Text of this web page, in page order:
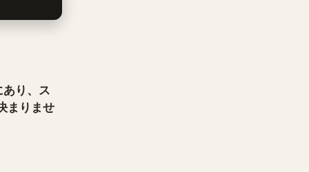
り、ス
まりませ